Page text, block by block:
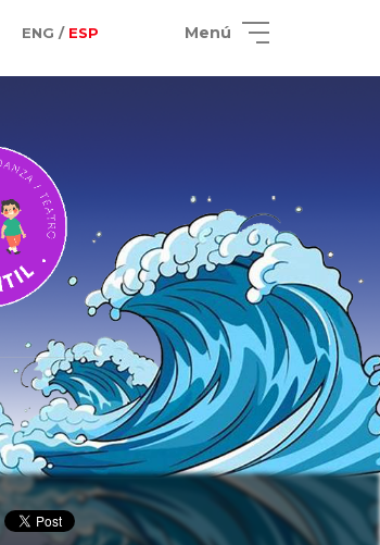
ENG / ESP Menú